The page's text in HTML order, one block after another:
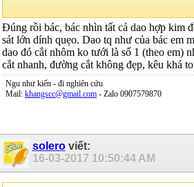
Đúng rồi bác, bác nhìn tất cả dao hợp kim
sát lớn dính quẹo. Dao tq như của bác em
dao đó cắt nhôm ko tưới là số 1 (theo em)
cắt nhanh, đường cắt không đẹp, kêu khá to
Ngu như kiến - đi nghiên cứu
Mail: khangscc@gmail.com - Zalo 0907579870
soleroviết:
16-03-2017 10:50:44 AM